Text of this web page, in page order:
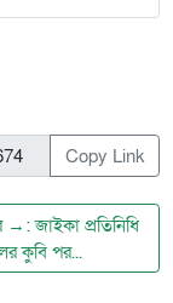
Copy Link
→: জাইকা প্রতিনিধি
কুবি পর...